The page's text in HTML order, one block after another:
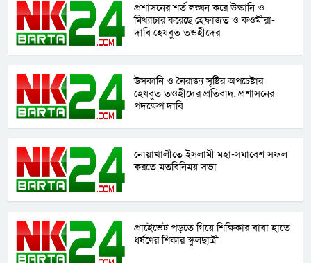
প্রশাসনের শর্ত লঙ্ঘন করে উস্কানি ও
মিথ্যাচার করেছে হেফাজত ও কওমীরা-
দাবি হেযবুত তওহীদের
উসকানি ও নৈরাজ্য সৃষ্টির অপচেষ্টার
হেযবুত তওহীদের প্রতিবাদ, প্রশাসনের
পদক্ষেপ দাবি
নোয়াখালীতে ইসলামী মহা-সমাবেশ সফল
করতে মতবিনিময় সভা
প্রাইেভেট পড়তে গিয়ে শিক্ষিকার বাবা হাতে
ধর্ষণের শিকার স্কুলছাত্রী